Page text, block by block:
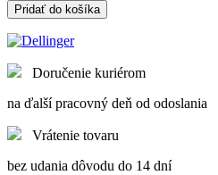
Pridať do košíka
Doručenie kuriérom
na ďalší pracovný deň od odoslania
Vrátenie tovaru
bez udania dôvodu do 14 dní